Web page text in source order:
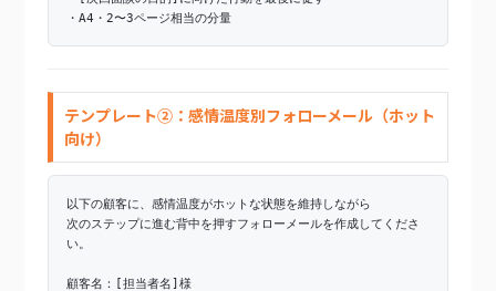
・A4・2〜3ページ相当の分量
テンプレート②：感情温度別フォローメール（ホット
向け）
以下の顧客に、感情温度がホットな状態を維持しながら
次のステップに進む背中を押すフォローメールを作成してくださ
い。
顧客名：[担当者名]様